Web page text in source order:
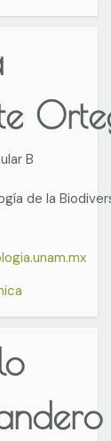
B
de la